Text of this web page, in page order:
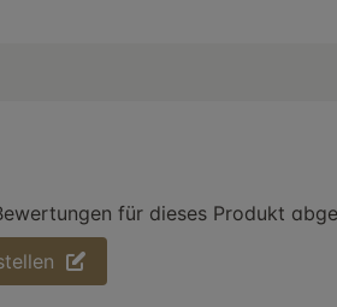
für dieses Produkt